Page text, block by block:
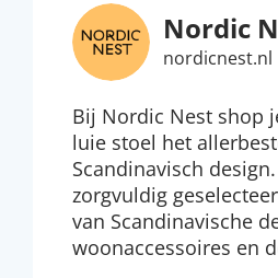
Nordic
nordicnest.nl
Bij Nordic Nest shop
luie stoel het
Scandinavisch
zorgvuldig
van Scandinavische
woonaccessoires en